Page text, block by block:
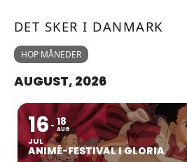
DET SKER I DANMARK
HOP MÅNEDER
AUGUST, 2026
16
JUL
18
AUG
ANIMÉ-FESTIVAL I GLORIA